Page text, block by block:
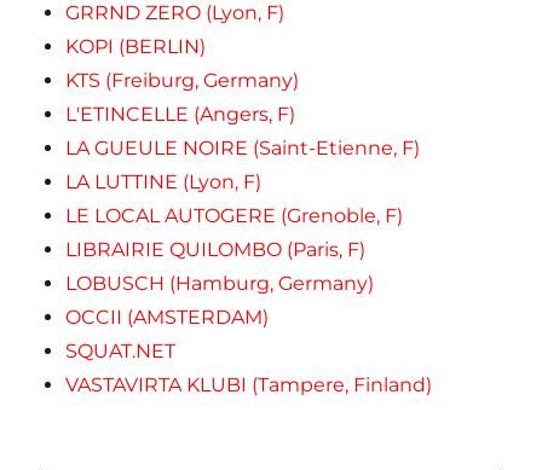
GRRND ZERO (Lyon, F)
KOPI (BERLIN)
KTS (Freiburg, Germany)
L'ETINCELLE (Angers, F)
LA GUEULE NOIRE (Saint-Etienne, F)
LA LUTTINE (Lyon, F)
LE LOCAL AUTOGERE (Grenoble, F)
LIBRAIRIE QUILOMBO (Paris, F)
LOBUSCH (Hamburg, Germany)
OCCII (AMSTERDAM)
SQUAT.NET
VASTAVIRTA KLUBI (Tampere, Finland)